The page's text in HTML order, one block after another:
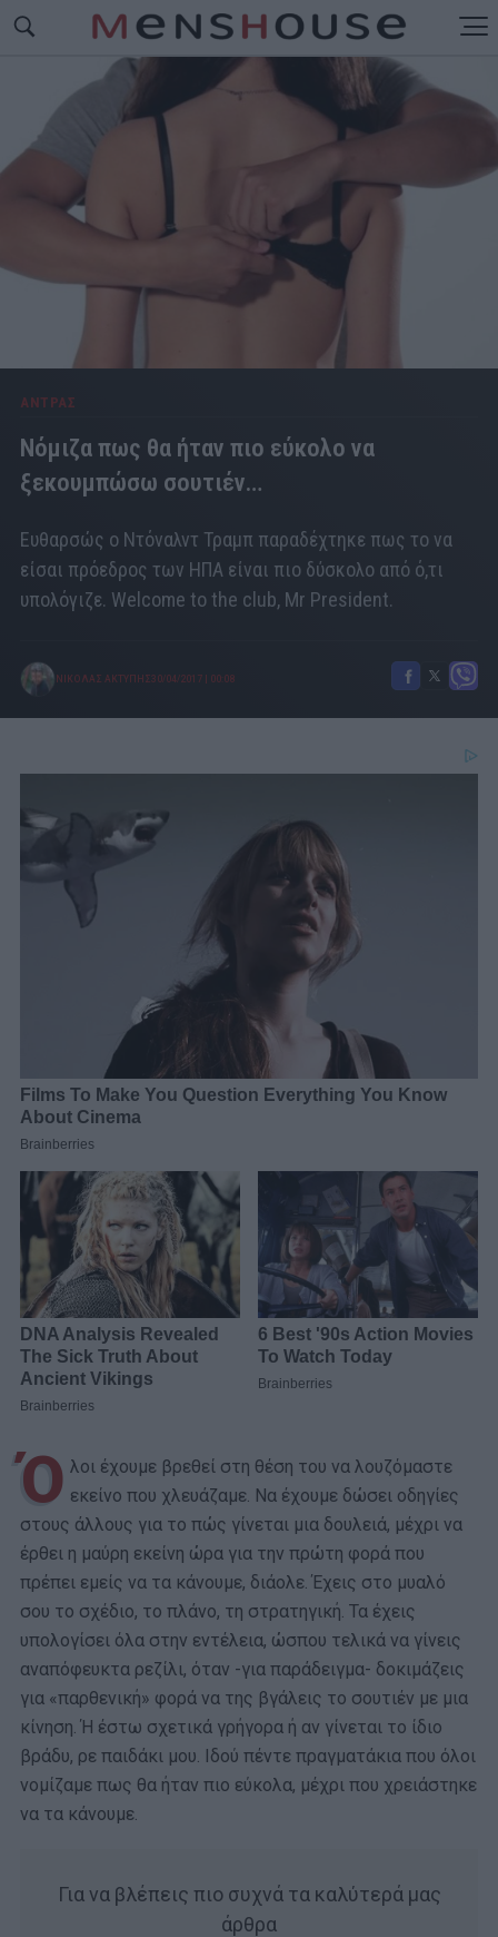
ΑΝΤΡΑΣ
Νόμιζα πως θα ήταν πιο εύκολο να
ξεκουμπώσω σουτιέν…
Ευθαρσώς ο Ντόναλντ Τραμπ παραδέχτηκε πως το να
είσαι πρόεδρος των ΗΠΑ είναι πιο δύσκολο από ό,τι
υπολόγιζε. Welcome to the club, Mr President.
ΝΙΚΟΛΑΣ ΑΚΤΥΠΗΣ30/04/2017 00:08
Ό λοι έχουμε βρεθεί στη θέση του να λουζόμαστε
εκείνο που χλευάζαμε. Να έχουμε δώσει οδηγίες
στους άλλους για το πώς γίνεται μια δουλειά, μέχρι να
έρθει η μαύρη εκείνη ώρα για την πρώτη φορά που
πρέπει εμείς να τα κάνουμε, διάολε. Έχεις στο μυαλό
σου το σχέδιο, το πλάνο, τη στρατηγική. Τα έχεις
υπολογίσει όλα στην εντέλεια, ώσπου τελικά να γίνεις
αναπόφευκτα ρεζίλι, όταν -για παράδειγμα- δοκιμάζεις
για «παρθενική» φορά να της βγάλεις το σουτιέν με μια
κίνηση. Ή έστω σχετικά γρήγορα ή αν γίνεται το ίδιο
βράδυ, ρε παιδάκι μου. Ιδού πέντε πραγματάκια που όλοι
νομίζαμε πως θα ήταν πιο εύκολα, μέχρι που χρειάστηκε
να τα κάνουμε.
Για να βλέπεις πιο συχνά τα καλύτερά μας
άρθρα